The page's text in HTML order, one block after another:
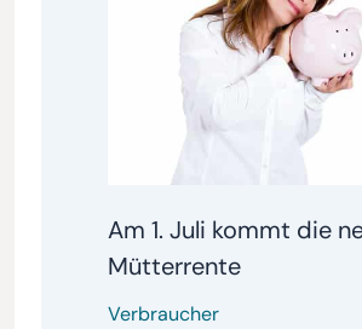
Am 1. Juli kommt die
Mütterrente
Verbraucher